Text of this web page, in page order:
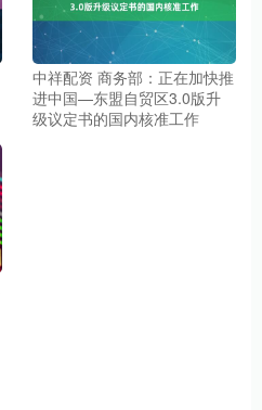
中祥配资 商务部：正在加快推
进中国—东盟自贸区3.0版升
级议定书的国内核准工作